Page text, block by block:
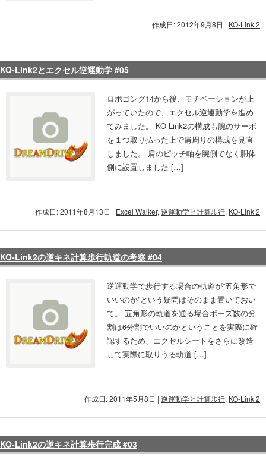
作成日: 2012年9月8日 | KO-Link 2
KO-Link2とエクセル逆運動学 #05
ロボゴング14から後、モチベーションが上
がっていたので、エクセル逆運動学を進め
てみました。 KO-Link2の構成も腕のサーボ
を１つ取り払った上で肩周りの構成を見直
しました。 肩のピッチ軸を腕側でなく胴体
側に設置しました […]
作成日: 2011年8月13日 | Excel Walker, 逆運動学と計算歩行, KO-Link 2
KO-Link2の逆キネ計算歩行軌道の考察 #04
逆運動学で歩行する場合の軌道が”五角形で
いいのか”という疑問はそのまま置いておい
て。 五角形の軌道を通る場合ポーズ数の分
割は6分割でいいのかということを実際に確
認するため、エクセルシートをさらに改造
して実際に取りうる軌道 […]
作成日: 2011年5月8日 | 逆運動学と計算歩行, KO-Link 2
KO-Link2の逆キネ計算歩行完成 #03